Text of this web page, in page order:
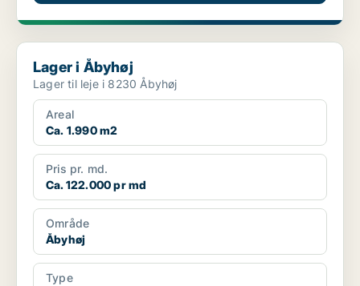
Lager i Åbyhøj
Lager i Åbyhøj
Lager til leje i 8230 Åbyhøj
Areal
Ca. 1.990 m2
Pris pr. md.
Ca. 122.000 pr md
Område
Åbyhøj
Type